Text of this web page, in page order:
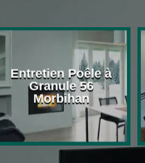
Entretien Poêle à
Granule 56
Morbihan